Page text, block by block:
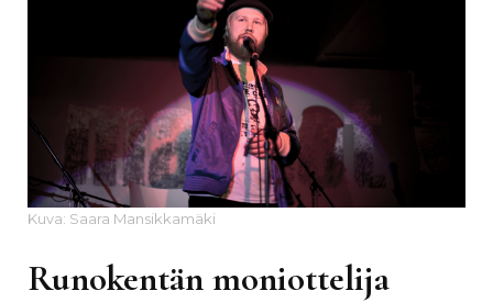
Kuva: Saara Mansikkamäki
Runokentän moniottelija